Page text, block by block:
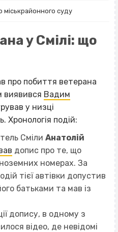
міськрайонного суду
у Смілі: що
про побиття ветерана
виявився Вадим
у низці
Хронологія подій:
Сміли Анатолій
допис про те, що
номерах. За
тієї автівки допустив
батьками та мав із
допису, в одному з
відео, де невідомі